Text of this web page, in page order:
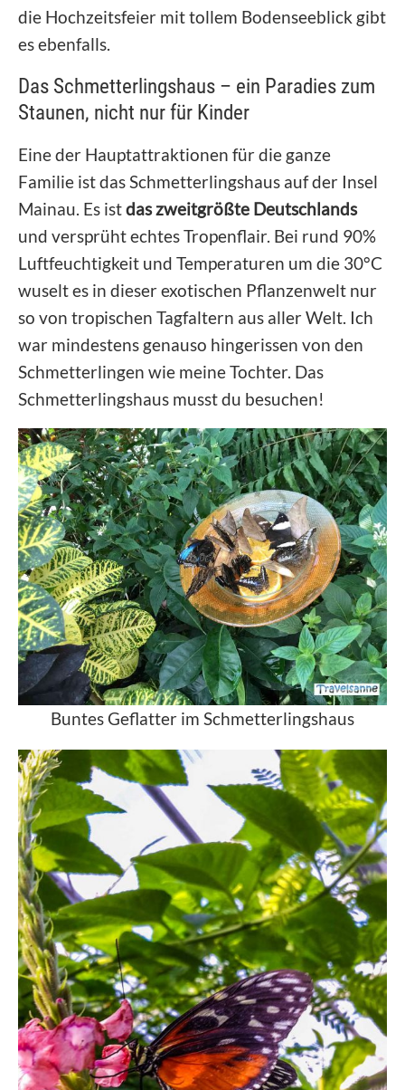
die Hochzeitsfeier mit tollem Bodenseeblick gibt
es ebenfalls.
Das Schmetterlingshaus – ein Paradies zum
Staunen, nicht nur für Kinder
Eine der Hauptattraktionen für die ganze
Familie ist das Schmetterlingshaus auf der Insel
Mainau. Es istdas zweitgrößte Deutschlands
und versprüht echtes Tropenflair. Bei rund 90%
Luftfeuchtigkeit und Temperaturen um die 30°C
wuselt es in dieser exotischen Pflanzenwelt nur
so von tropischen Tagfaltern aus aller Welt. Ich
war mindestens genauso hingerissen von den
Schmetterlingen wie meine Tochter. Das
Schmetterlingshaus musst du besuchen!
Buntes Geflatter im Schmetterlingshaus